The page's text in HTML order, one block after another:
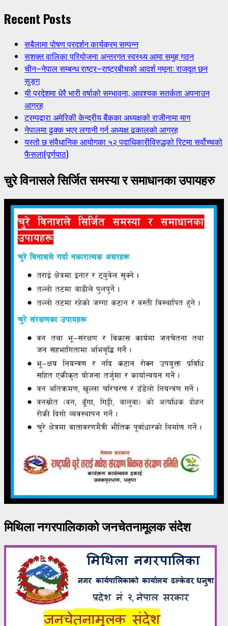
Recent Posts
सबैलामा पोषण प्रदर्शन कार्यक्रम सम्पन्न
सशक्त वालिका परियोजना अन्तरगत स्वस्थ्य आमा समुह गठन
चीन–नेपाल सम्बन्ध राष्ट्र–राष्ट्रबीचको आदर्श नमूना: राजदूत छन
सुङ्ग
यी प्रदेशमा धेरै भारी वर्षाको सम्भावना, आवश्यक सतर्कता अपनाउन
आग्रह
ट्रम्पद्वारा अमेरिकी केन्द्रीय बैंकका अध्यक्षको राजीनामा माग
नेपालमा ढुक्क भएर लगानी गर्न अध्यक्ष ढकालको आग्रह
यस्तो छ संवैधानिक आयोगका ५२ पदाधिकारीविरुद्धको रिटमा सर्वोच्चको
फैसला(पूर्णपाठ)
चुरे विनासले सिर्जित समस्या र समाधानका उपायहरु
मिथिला नगरपालिकाको जनचेतनामूलक संदेश